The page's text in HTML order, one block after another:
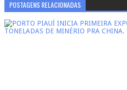
POSTAGENS RELACIONADAS